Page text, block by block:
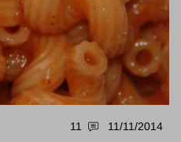
11/11/2014
11